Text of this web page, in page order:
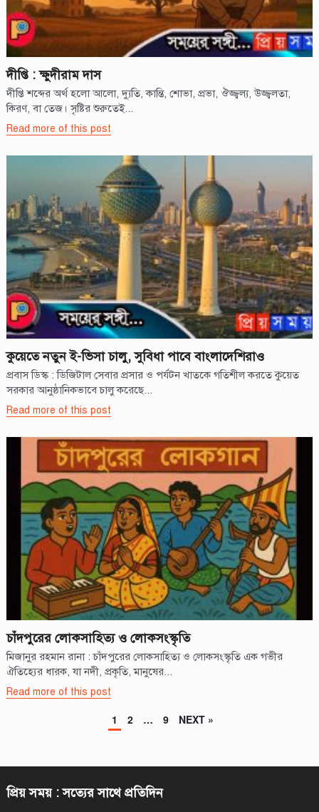
দীপ্তি : ক্ষুদীরাম দাস
দীপ্তি শব্দের অর্থ হলো আলো, দ্যুতি, কান্তি, শোভা, প্রভা, ঔজ্জ্বল্য, উজ্জ্বলতা,
কিরণ, বা তেজ। সৃষ্টির শুরুতেই...
Read more of this post
কুয়েতে নতুন ই-ভিসা চালু, সুবিধা পাবে বাংলাদেশিরাও
প্রবাস ডিস্ক : ডিজিটাল সেবার প্রসার ও পর্যটন খাতকে গতিশীল করতে কুয়েত
সরকার আনুষ্ঠানিকভাবে চালু করেছে...
Read more of this post
চাঁদপুরের লোকসাহিত্য ও লোকসংস্কৃতি
মিজানুর রহমান রানা : চাঁদপুরের লোকসাহিত্য ও লোকসংস্কৃতি এক গভীর
ঐতিহ্যের ধারক, যা নদী, প্রকৃতি, মানুষের...
Read more of this post
1 2 … 9 NEXT »
প্রিয় সময় : সত্যের সাথে প্রতিদিন